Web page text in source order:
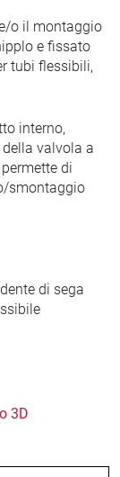
o il montaggio
e fissato
tubi flessibili,
interno,
valvola a
di
smontaggio
di sega
3D